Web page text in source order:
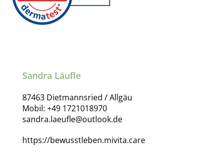
Sandra Läufle
87463 Dietmannsried / Allgäu
Mobil: +49 1721018970
sandra.laeufle@outlook.de
https://bewusstleben.mivita.care